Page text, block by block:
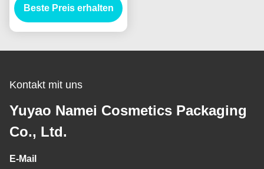
Beste Preis erhalten
Kontakt mit uns
Yuyao Namei Cosmetics Packaging
Co., Ltd.
E-Mail